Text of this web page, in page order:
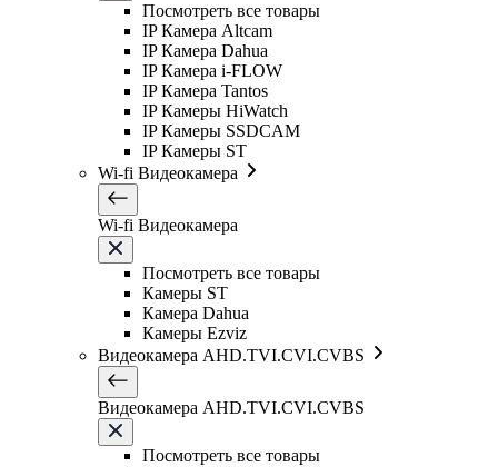
Посмотреть все товары
IP Камера Altcam
IP Камера Dahua
IP Камера i-FLOW
IP Камера Tantos
IP Камеры HiWatch
IP Камеры SSDCAM
IP Камеры ST
Wi-fi Видеокамера
Wi-fi Видеокамера
Посмотреть все товары
Камеры ST
Камера Dahua
Камеры Ezviz
Видеокамера AHD.TVI.CVI.CVBS
Видеокамера AHD.TVI.CVI.CVBS
Посмотреть все товары